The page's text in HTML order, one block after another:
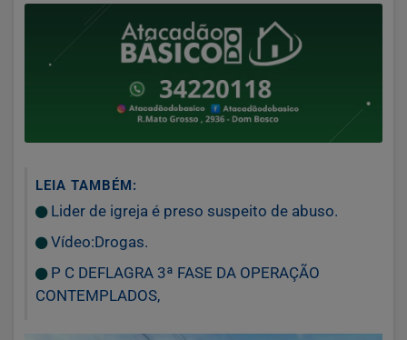
LEIA TAMBÉM:
Lider de igreja é preso suspeito de abuso.
Vídeo:Drogas.
P C DEFLAGRA 3ª FASE DA OPERAÇÃO
CONTEMPLADOS,